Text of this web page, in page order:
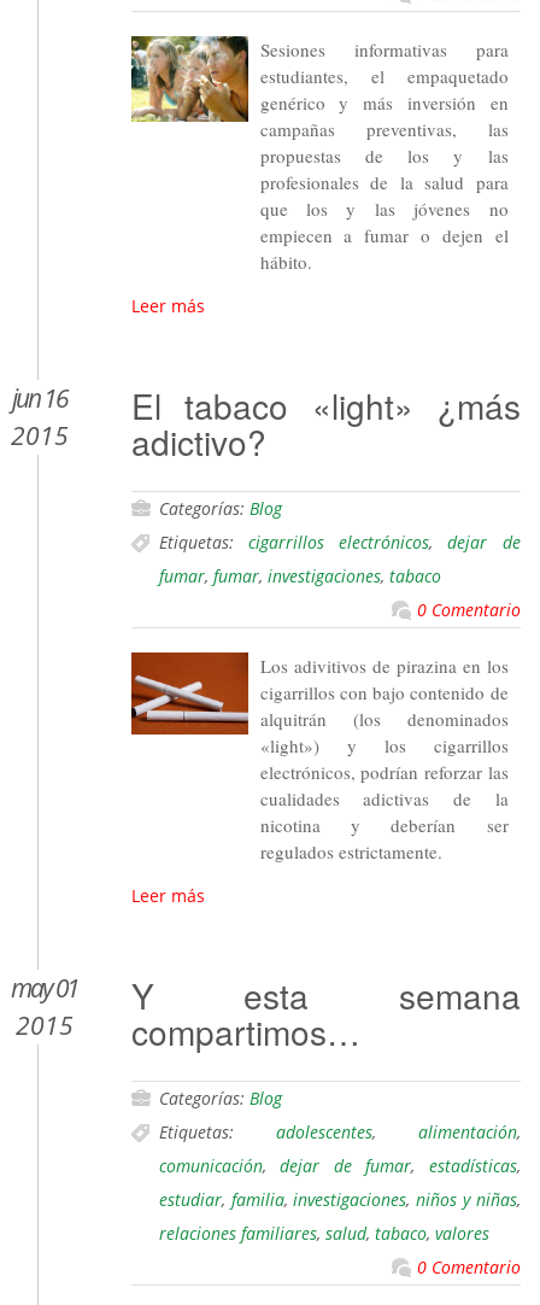
Sesiones informativas para
estudiantes, el empaquetado
genérico y más inversión en
campañas preventivas, las
propuestas de los y las
profesionales de la salud para
que los y las jóvenes no
empiecen a fumar o dejen el
hábito.
Leer más
jun 16
2015
El tabaco «light» ¿más
adictivo?
Categorías: Blog
Etiquetas:cigarrillos electrónicos,dejar de
fumar, fumar, investigaciones, tabaco
0 Comentario
Los adivitivos de pirazina en los
cigarrillos con bajo contenido de
alquitrán (los denominados
«light») y los cigarrillos
electrónicos, podrían reforzar las
cualidades adictivas de la
nicotina y deberían ser
regulados estrictamente.
Leer más
may 01
2015
Y esta semana
compartimos…
Categorías: Blog
Etiquetas: adolescentes, alimentación,
comunicación,dejar de fumar, estadísticas,
estudiar, familia,investigaciones,niños y niñas,
relaciones familiares, salud, tabaco, valores
0 Comentario